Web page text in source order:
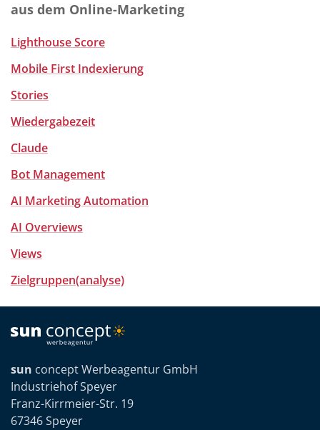
aus dem Online-Marketing
Lighthouse Score
Mobile First Indexierung
Stories
Wiedergabezeit
Claude
Bot Management
AI Marketing Automation
AI Overviews
Views
Zielgruppen(analyse)
sun concept Werbeagentur GmbH
Industriehof Speyer
Franz-Kirrmeier-Str. 19
67346 Speyer